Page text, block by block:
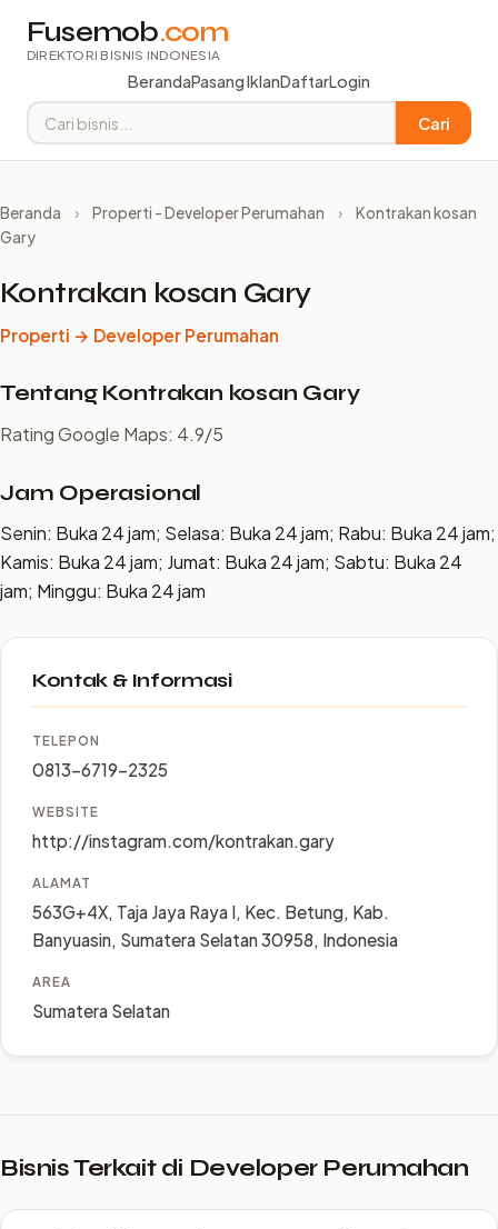
Fusemob.com
DIREKTORI BISNIS INDONESIA
BerandaPasang IklanDaftarLogin
Cari
Beranda › Properti - Developer Perumahan ›
Kontrakan kosan
Gary
Kontrakan kosan Gary
Properti → Developer Perumahan
Tentang Kontrakan kosan Gary
Rating Google Maps: 4.9/5
Jam Operasional
Senin: Buka 24 jam; Selasa: Buka 24 jam; Rabu: Buka 24 jam;
Kamis: Buka 24 jam; Jumat: Buka 24 jam; Sabtu: Buka 24
jam; Minggu: Buka 24 jam
Kontak & Informasi
TELEPON
0813-6719-2325
WEBSITE
http://instagram.com/kontrakan.gary
ALAMAT
563G+4X, Taja Jaya Raya I, Kec. Betung, Kab.
Banyuasin, Sumatera Selatan 30958, Indonesia
AREA
Sumatera Selatan
Bisnis Terkait di Developer Perumahan